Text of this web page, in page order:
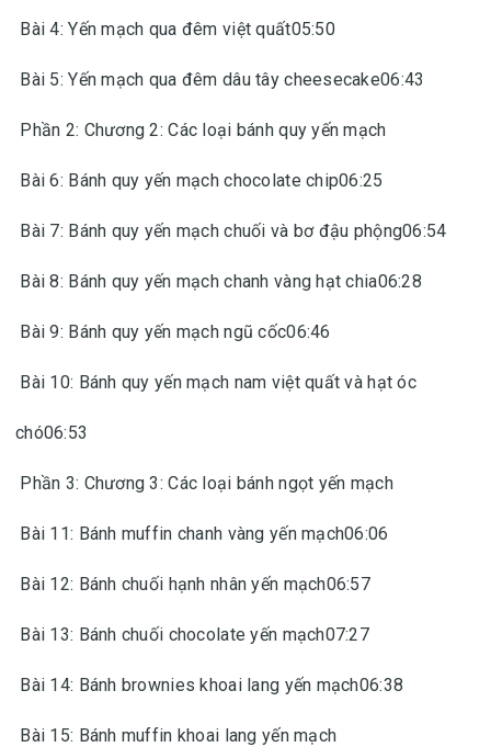
Bài 4: Yến mạch qua đêm việt quất05:50
Bài 5: Yến mạch qua đêm dâu tây cheesecake06:43
Phần 2: Chương 2: Các loại bánh quy yến mạch
Bài 6: Bánh quy yến mạch chocolate chip06:25
Bài 7: Bánh quy yến mạch chuối và bơ đậu phộng06:54
Bài 8: Bánh quy yến mạch chanh vàng hạt chia06:28
Bài 9: Bánh quy yến mạch ngũ cốc06:46
Bài 10: Bánh quy yến mạch nam việt quất và hạt óc
chó06:53
Phần 3: Chương 3: Các loại bánh ngọt yến mạch
Bài 11: Bánh muffin chanh vàng yến mạch06:06
Bài 12: Bánh chuối hạnh nhân yến mạch06:57
Bài 13: Bánh chuối chocolate yến mạch07:27
Bài 14: Bánh brownies khoai lang yến mạch06:38
Bài 15: Bánh muffin khoai lang yến mạch